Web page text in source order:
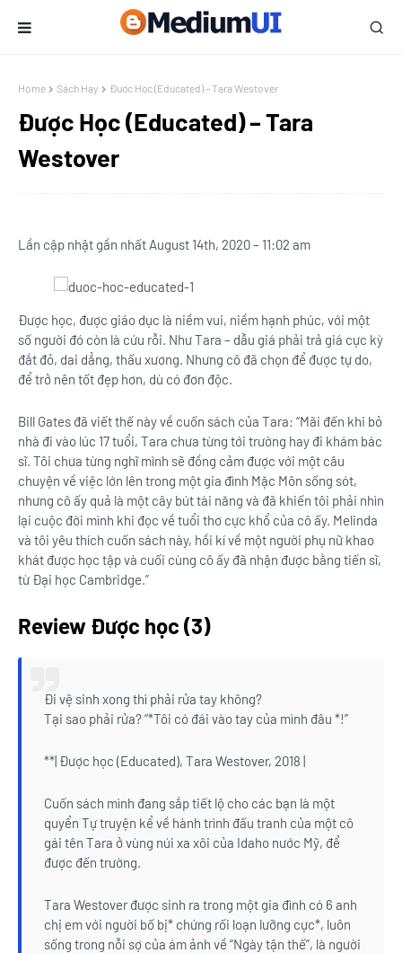
Home Sách Hay Được Học (Educated) – Tara Westover
Được Học (Educated) – Tara
Westover
Lần cập nhật gần nhất August 14th, 2020 – 11:02 am
Được học, được giáo dục là niềm vui, niềm hạnh phúc, với một
số người đó còn là cứu rỗi. Như Tara – dẫu giá phải trả giá cực kỳ
đắt đỏ, dai dẳng, thấu xương. Nhưng cô đã chọn để được tự do,
để trở nên tốt đẹp hơn, dù có đơn độc.
Bill Gates đã viết thế này về cuốn sách của Tara: “Mãi đến khi bỏ
nhà đi vào lúc 17 tuổi, Tara chưa từng tới trường hay đi khám bác
sĩ. Tôi chưa từng nghĩ mình sẽ đồng cảm được với một câu
chuyện về việc lớn lên trong một gia đình Mặc Môn sống sót,
nhưng cô ấy quả là một cây bút tài năng và đã khiến tôi phải nhìn
lại cuộc đời mình khi đọc về tuổi thơ cực khổ của cô ấy. Melinda
và tôi yêu thích cuốn sách này, hồi kí về một người phụ nữ khao
khát được học tập và cuối cùng cô ấy đã nhận được bằng tiến sĩ,
từ Đại học Cambridge.”
Review Được học (3)
Đi vệ sinh xong thì phải rửa tay không?
Tại sao phải rửa? “*Tôi có đái vào tay của mình đâu *!’’
**| Được học (Educated), Tara Westover, 2018 |
Cuốn sách mình đang sắp tiết lộ cho các bạn là một
quyển Tự truyện kể về hành trình đấu tranh của một cô
gái tên Tara ở vùng núi xa xôi của Idaho nước Mỹ, để
được đến trường.
Tara Westover được sinh ra trong một gia đình có 6 anh
chị em với người bố bị* chứng rối loạn lưỡng cực*, luôn
sống trong nỗi sợ của ám ảnh về “Ngày tận thế”, là người